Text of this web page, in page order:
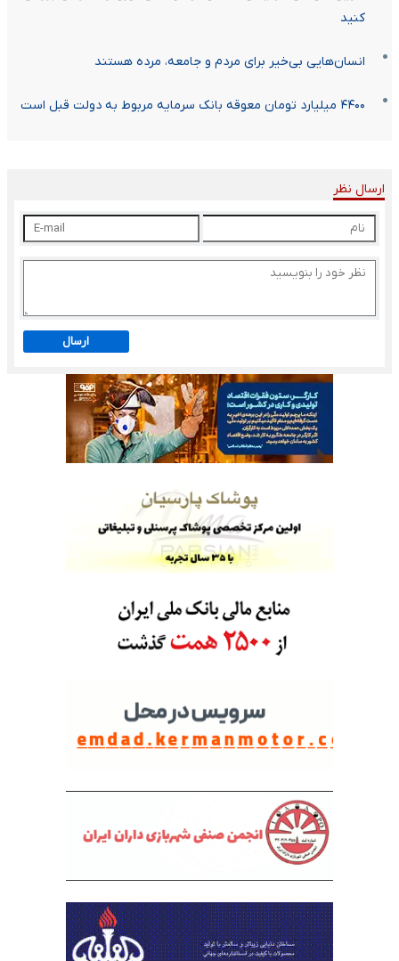
کنید
انسان‌هایی بی‌خیر برای مردم و جامعه، مرده هستند
۴۴۰۰ میلیارد تومان معوقه بانک سرمایه مربوط به دولت قبل است
ارسال نظر
ارسال